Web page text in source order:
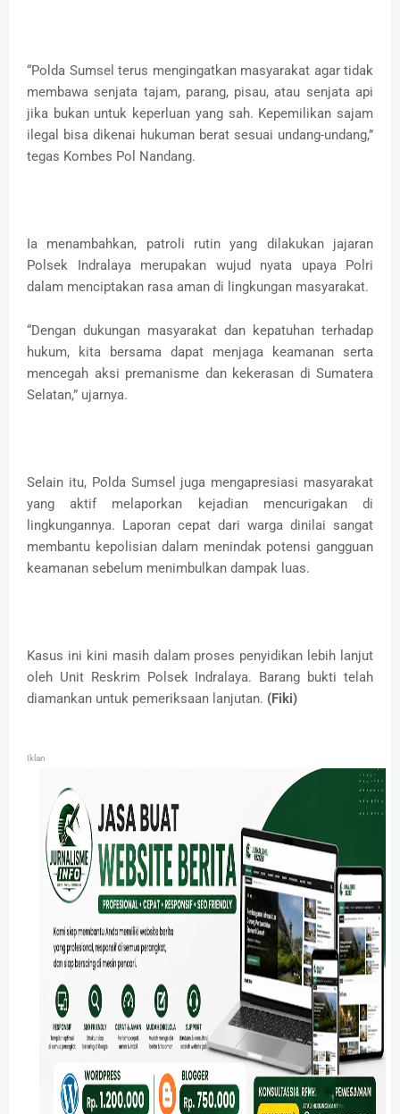
“Polda Sumsel terus mengingatkan masyarakat agar tidak
membawa senjata tajam, parang, pisau, atau senjata api
jika bukan untuk keperluan yang sah. Kepemilikan sajam
ilegal bisa dikenai hukuman berat sesuai undang-undang,”
tegas Kombes Pol Nandang.
Ia menambahkan, patroli rutin yang dilakukan jajaran
Polsek Indralaya merupakan wujud nyata upaya Polri
dalam menciptakan rasa aman di lingkungan masyarakat.
“Dengan dukungan masyarakat dan kepatuhan terhadap
hukum, kita bersama dapat menjaga keamanan serta
mencegah aksi premanisme dan kekerasan di Sumatera
Selatan,” ujarnya.
Selain itu, Polda Sumsel juga mengapresiasi masyarakat
yang aktif melaporkan kejadian mencurigakan di
lingkungannya. Laporan cepat dari warga dinilai sangat
membantu kepolisian dalam menindak potensi gangguan
keamanan sebelum menimbulkan dampak luas.
Kasus ini kini masih dalam proses penyidikan lebih lanjut
oleh Unit Reskrim Polsek Indralaya. Barang bukti telah
diamankan untuk pemeriksaan lanjutan. (Fiki)
Iklan